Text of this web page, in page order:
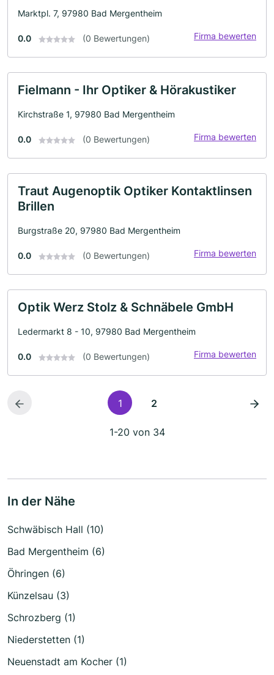
Marktpl. 7, 97980 Bad Mergentheim
0.0 (0 Bewertungen) Firma bewerten
Fielmann - Ihr Optiker & Hörakustiker
Kirchstraße 1, 97980 Bad Mergentheim
0.0 (0 Bewertungen) Firma bewerten
Traut Augenoptik Optiker Kontaktlinsen
Brillen
Burgstraße 20, 97980 Bad Mergentheim
0.0 (0 Bewertungen) Firma bewerten
Optik Werz Stolz & Schnäbele GmbH
Ledermarkt 8 - 10, 97980 Bad Mergentheim
0.0 (0 Bewertungen) Firma bewerten
1 2
1-20 von 34
In der Nähe
Schwäbisch Hall (10)
Bad Mergentheim (6)
Öhringen (6)
Künzelsau (3)
Schrozberg (1)
Niederstetten (1)
Neuenstadt am Kocher (1)